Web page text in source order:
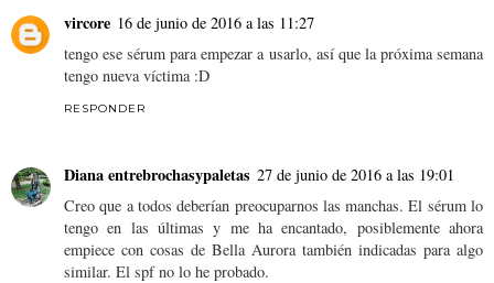
vircore 16 de junio de 2016 a las 11:27
tengo ese sérum para empezar a usarlo, así que la próxima semana
tengo nueva víctima :D
RESPONDER
Diana entrebrochasypaletas 27 de junio de 2016 a las 19:01
Creo que a todos deberían preocuparnos las manchas. El sérum lo
tengo en las últimas y me ha encantado, posiblemente ahora
empiece con cosas de Bella Aurora también indicadas para algo
similar. El spf no lo he probado.